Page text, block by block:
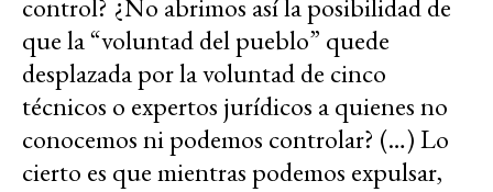
control? ¿No abrimos así la posibilidad de
que la “voluntad del pueblo” quede
desplazada por la voluntad de cinco
técnicos o expertos jurídicos a quienes no
conocemos ni podemos controlar? (…) Lo
cierto es que mientras podemos expulsar,